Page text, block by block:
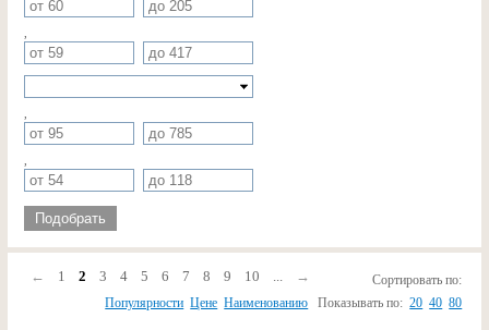
Подобрать
← 1 2 3 4 5 6 7 8 9 10 ... →
Сортировать по:
Популярности Цене Наименованию Показывать по: 20 40 80